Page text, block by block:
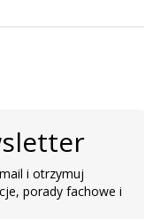
i otrzymuj
porady fachowe i